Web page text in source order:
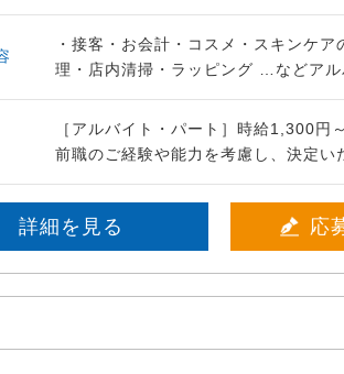
・接客・お会計・コスメ・スキンケア
理・店内清掃・ラッピング …などアル
［アルバイト・パート］時給1,300
前職のご経験や能力を考慮し、決定い
詳細を見る 応